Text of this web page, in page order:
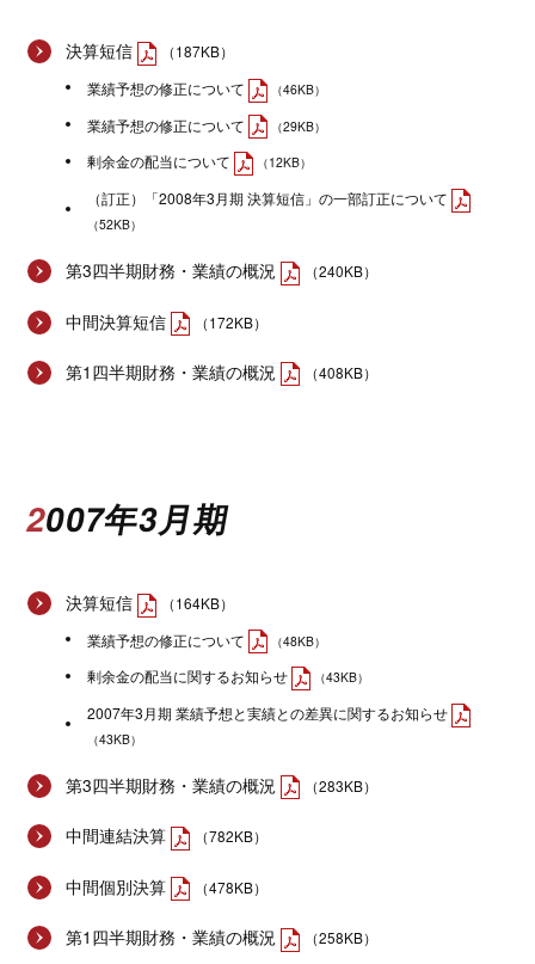
決算短信
（187KB）
業績予想の修正について
（46KB）
業績予想の修正について （29KB）
剰余金の配当について （12KB）
（訂正）「2008年3月期 決算短信」の一部訂正について
（52KB）
第3四半期財務・業績の概況 （240KB）
中間決算短信 （172KB）
第1四半期財務・業績の概況 （408KB）
2007年3月期
決算短信
（164KB）
業績予想の修正について
（48KB）
剰余金の配当に関するお知らせ （43KB）
2007年3月期 業績予想と実績との差異に関するお知らせ
（43KB）
第3四半期財務・業績の概況 （283KB）
中間連結決算 （782KB）
中間個別決算 （478KB）
第1四半期財務・業績の概況 （258KB）